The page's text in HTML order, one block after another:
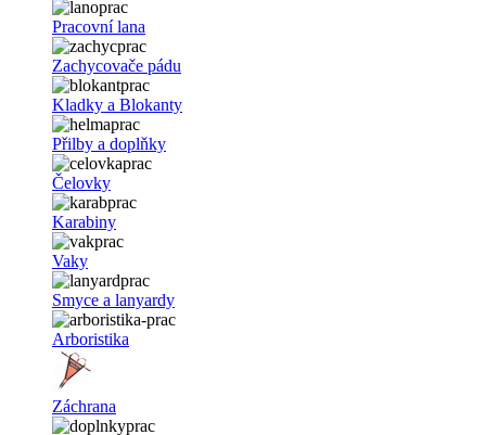
Pracovní lana
Zachycovače pádu
Kladky a Blokanty
Přilby a doplňky
Čelovky
Karabiny
Vaky
Smyce a lanyardy
Arboristika
Záchrana